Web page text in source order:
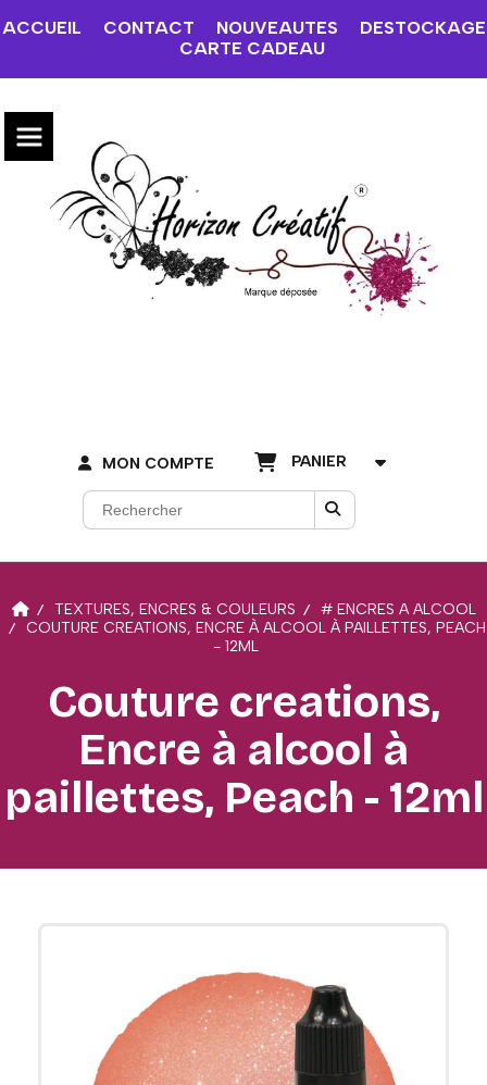
ACCUEIL CONTACT NOUVEAUTES
DESTOCKAGE
CARTE CADEAU
MON COMPTE PANIER
TEXTURES, ENCRES & COULEURS
# ENCRES A ALCOOL
COUTURE CREATIONS, ENCRE À ALCOOL À PAILLETTES, PEACH
- 12ML
Couture creations,
Encre à alcool à
paillettes, Peach - 12ml